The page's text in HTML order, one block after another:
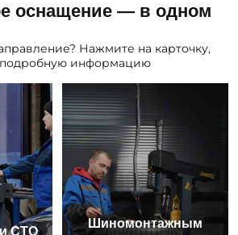
оснащение — в одном
Нажмите на карточку,
подробную информацию
СТО
Шиномонтажным